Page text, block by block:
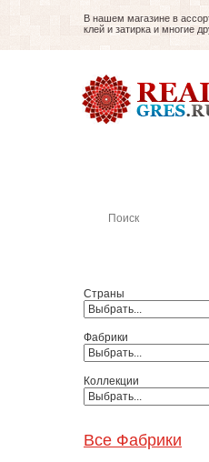
В нашем магазине в
клей и затирка и многие
Страны
Фабрики
Коллекции
Все Фабрики